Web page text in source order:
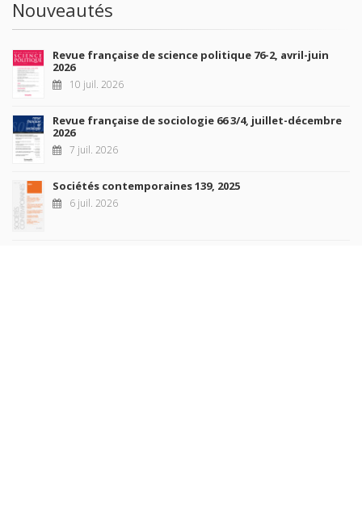
Nouveautés
Revue française de science politique 76-2, avril-juin
2026
10 juil. 2026
Revue française de sociologie 66 3/4, juillet-décembre
2026
7 juil. 2026
Sociétés contemporaines 139, 2025
6 juil. 2026